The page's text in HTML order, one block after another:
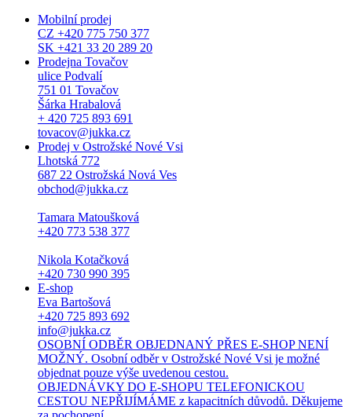
Mobilní prodej
CZ +420 775 750 377
SK +421 33 20 289 20
Prodejna Tovačov
ulice Podvalí
751 01 Tovačov
Šárka Hrabalová
+ 420 725 893 691
tovacov@jukka.cz
Prodej v Ostrožské Nové Vsi
Lhotská 772
687 22 Ostrožská Nová Ves
obchod@jukka.cz
Tamara Matoušková
+420 773 538 377
Nikola Kotačková
+420 730 990 395
E-shop
Eva Bartošová
+420 725 893 692
info@jukka.cz
OSOBNÍ ODBĚR OBJEDNANÝ PŘES E-SHOP NENÍ
MOŽNÝ. Osobní odběr v Ostrožské Nové Vsi je možné
objednat pouze výše uvedenou cestou.
OBJEDNÁVKY DO E-SHOPU TELEFONICKOU
CESTOU NEPŘIJÍMÁME z kapacitních důvodů. Děkujeme